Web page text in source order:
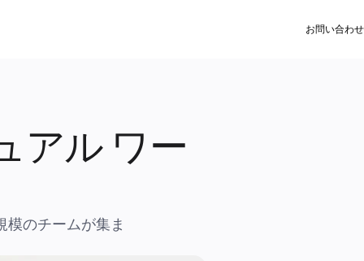
お問い合わせ
アル ワー
のチームが集ま